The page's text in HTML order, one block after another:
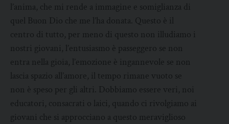
l’anima, che mi rende a immagine e somiglianza di
quel Buon Dio che me l’ha donata. Questo è il
centro di tutto, per meno di questo non illudiamo i
nostri giovani, l’entusiasmo è passeggero se non
entra nella gioia, l’emozione è ingannevole se non
lascia spazio all’amore, il tempo rimane vuoto se
non è speso per gli altri. Dobbiamo essere veri, noi
educatori, consacrati o laici, quando ci rivolgiamo ai
giovani che si approcciano a questo meraviglioso